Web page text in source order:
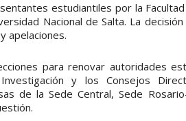
estudiantiles por la Facultad
Nacional de Salta. La
apelaciones.
para renovar autoridades
y los Consejos
de la Sede Central, Sede